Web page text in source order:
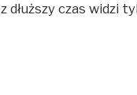
dłuższy czas widzi